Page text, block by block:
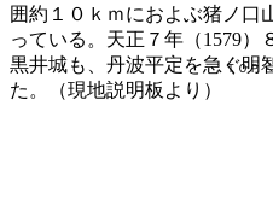
囲約１０ｋｍにおよぶ猪ノ口
っている。天正７年（1579）
黒井城も、丹波平定を急ぐ明
た。（現地説明板より）
ＴＯＰ